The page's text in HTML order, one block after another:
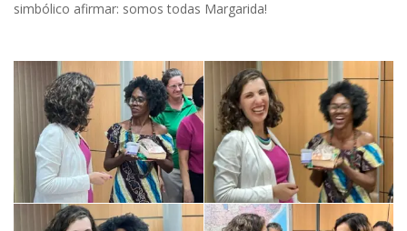
simbólico afirmar: somos todas Margarida!